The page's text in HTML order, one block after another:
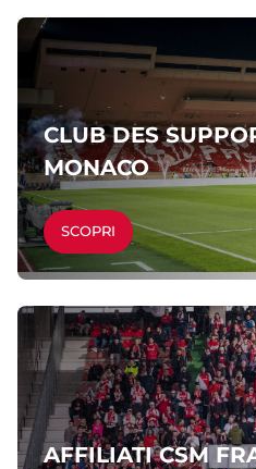
CLUB DES
MONACO
SCOPRI
AFFILIATI CSM